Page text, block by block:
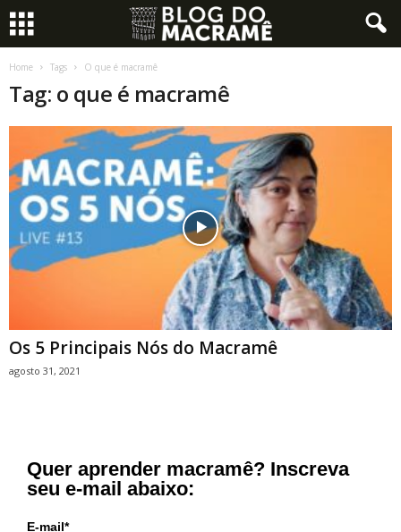
Home Tags O que é macramê
Tag: o que é macramê
Os 5 Principais Nós do Macramê
agosto 31, 2021
Quer aprender macramê? Inscreva
seu e-mail abaixo:
E-mail*